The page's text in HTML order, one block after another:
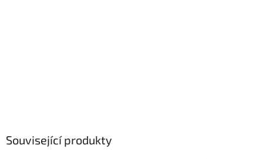
Související produkty